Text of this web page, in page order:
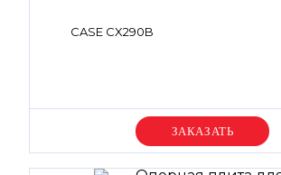
CASE CX290B
Уточняйте цену